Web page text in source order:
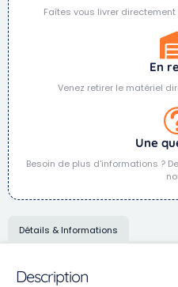
Faîtes vous livrer
En
Venez retirer le matériel
Une
Besoin de plus d'informations ?
Détails & Informations
Description